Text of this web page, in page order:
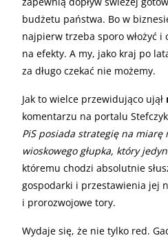
budżetu państwa. Bo w
najpierw trzeba sporo włożyć i
na efekty. A my, jako kraj po
za długo czekać nie możemy.
Jak to wielce przewidująco ujął
komentarzu na portalu
PiS posiada strategię na miarę
wioskowego głupka, który
któremu chodzi absolutnie
gospodarki i przestawienia jej
i prorozwojowe tory.
Wydaje się, że nie tylko red.